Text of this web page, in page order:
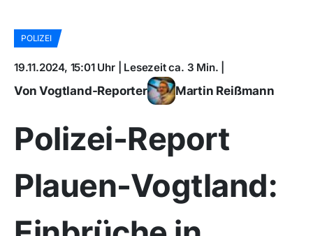
POLIZEI
19.11.2024, 15:01 Uhr | Lesezeit ca. 3 Min. |
Von Vogtland-Reporter Martin Reißmann
Polizei-Report
Plauen-Vogtland: